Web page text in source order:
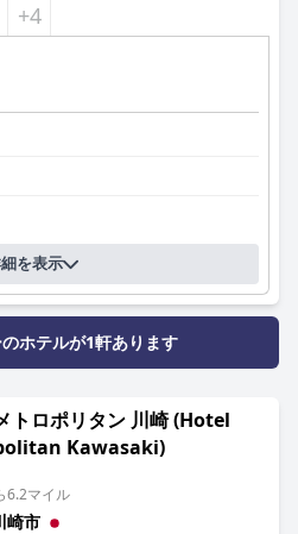
+4
を表示
ホテルが1軒あります
トロポリタン 川崎 (Hotel
Kawasaki)
6.2マイル
崎市